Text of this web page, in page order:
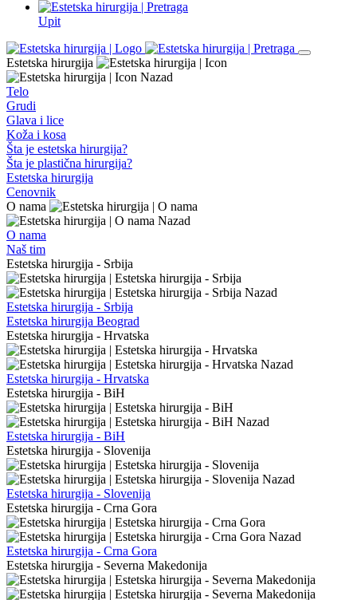
Upit
Estetska hirurgija
Nazad
Telo
Grudi
Glava i lice
Koža i kosa
Šta je estetska hirurgija?
Šta je plastična hirurgija?
Estetska hirurgija
Cenovnik
O nama
Nazad
O nama
Naš tim
Estetska hirurgija - Srbija
Nazad
Estetska hirurgija - Srbija
Estetska hirurgija Beograd
Estetska hirurgija - Hrvatska
Nazad
Estetska hirurgija - Hrvatska
Estetska hirurgija - BiH
Nazad
Estetska hirurgija - BiH
Estetska hirurgija - Slovenija
Nazad
Estetska hirurgija - Slovenija
Estetska hirurgija - Crna Gora
Nazad
Estetska hirurgija - Crna Gora
Estetska hirurgija - Severna Makedonija